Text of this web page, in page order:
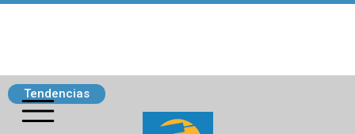
Tendencias